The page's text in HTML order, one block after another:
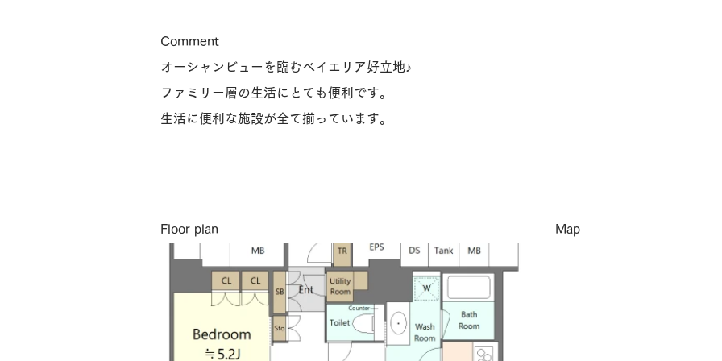
​Comment
オーシャンビューを臨むベイエリア好立地♪
ファミリー層の生活にとても便利です。
生活に便利な施設が全て揃っています。
Floor plan ​Map